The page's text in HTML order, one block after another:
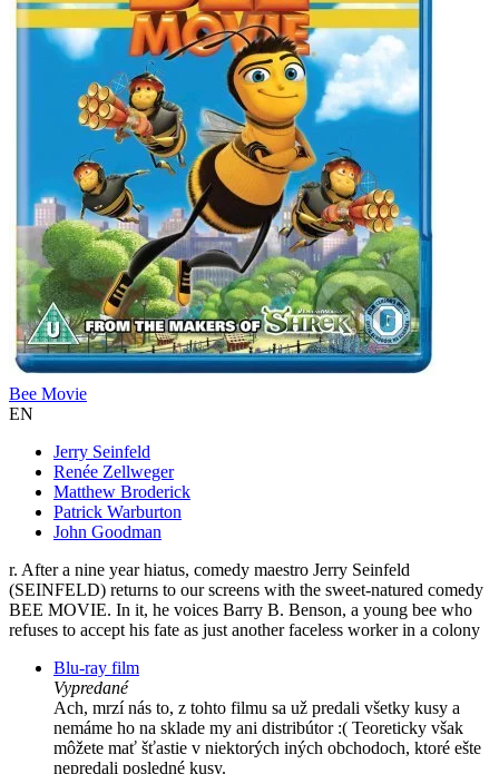
Bee Movie
EN
Jerry Seinfeld
Renée Zellweger
Matthew Broderick
Patrick Warburton
John Goodman
r. After a nine year hiatus, comedy maestro Jerry Seinfeld
(SEINFELD) returns to our screens with the sweet-natured comedy
BEE MOVIE. In it, he voices Barry B. Benson, a young bee who
refuses to accept his fate as just another faceless worker in a colony
Blu-ray film
Vypredané
Ach, mrzí nás to, z tohto filmu sa už predali všetky kusy a
nemáme ho na sklade my ani distribútor :( Teoreticky však
môžete mať šťastie v niektorých iných obchodoch, ktoré ešte
nepredali posledné kusy.